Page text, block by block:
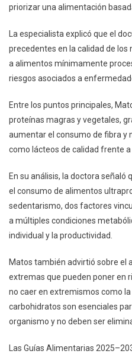
priorizar una alimentación
La especialista explicó que el
precedentes en la calidad de
a alimentos mínimamente
riesgos asociados a
Entre los puntos principales,
proteínas magras y vegetales,
aumentar el consumo de fibra y
como lácteos de calidad frente
En su análisis, la doctora
el consumo de alimentos
sedentarismo, dos factores
a múltiples condiciones
individual y la productividad.
Matos también advirtió sobre el
extremas que pueden poner en
no caer en extremismos como
carbohidratos son esenciales
organismo y no deben ser
Las Guías Alimentarias